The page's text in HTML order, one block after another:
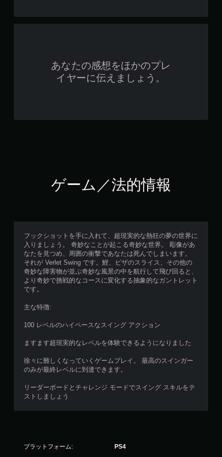
あなたの感想をほかのプレ
イヤーに伝えましょう。
ゲーム／法的情報
フックショットを手に入れて、超現実的な熱狂の夢の世界に
入りましょう。 奇妙なことが起こる奇妙な世界。 彫像があ
なたを見つめ、周囲の衝撃であなたは死んでしまいます。
それが Verlet Swing です。鯉、ピザのスライス、その他の
奇妙な障害物が並ぶ奇妙な風景の中を航行して飛び回ると、
より奇妙で挑戦的なコースに変化する抽象的なガントレット
です。
主な特徴:
100 レベルのハイペースなスイング アクション
ますます超現実的なレベルを体験できるようになりました
徐々に難しくなっていくゲームプレイ。 最高のスインガー
のみが最終レベルに到達できます。
リーダーボードとチャレンジ モードでスイング スキルをテ
ストしましょう
プラットフォーム: PS4